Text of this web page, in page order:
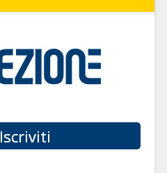
Iscriviti